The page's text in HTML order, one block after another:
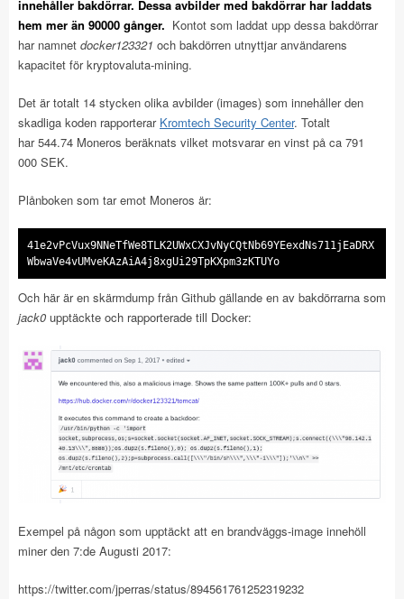
innehåller bakdörrar. Dessa avbilder med bakdörrar har laddats
hem mer än 90000 gånger. Kontot som laddat upp dessa bakdörrar
har namnet docker123321 och bakdörren utnyttjar användarens
kapacitet för kryptovaluta-mining.
Det är totalt 14 stycken olika avbilder (images) som innehåller den
skadliga koden rapporterar Kromtech Security Center. Totalt
har 544.74 Moneros beräknats vilket motsvarar en vinst på ca 791
000 SEK.
Plånboken som tar emot Moneros är:
41e2vPcVux9NNeTfWe8TLK2UWxCXJvNyCQtNb69YEexdNs711jEaDRX
WbwaVe4vUMveKAzAiA4j8xgUi29TpKXpm3zKTUYo
Och här är en skärmdump från Github gällande en av bakdörrarna som
jack0 upptäckte och rapporterade till Docker:
Exempel på någon som upptäckt att en brandväggs-image innehöll
miner den 7:de Augusti 2017:
https://twitter.com/jperras/status/894561761252319232